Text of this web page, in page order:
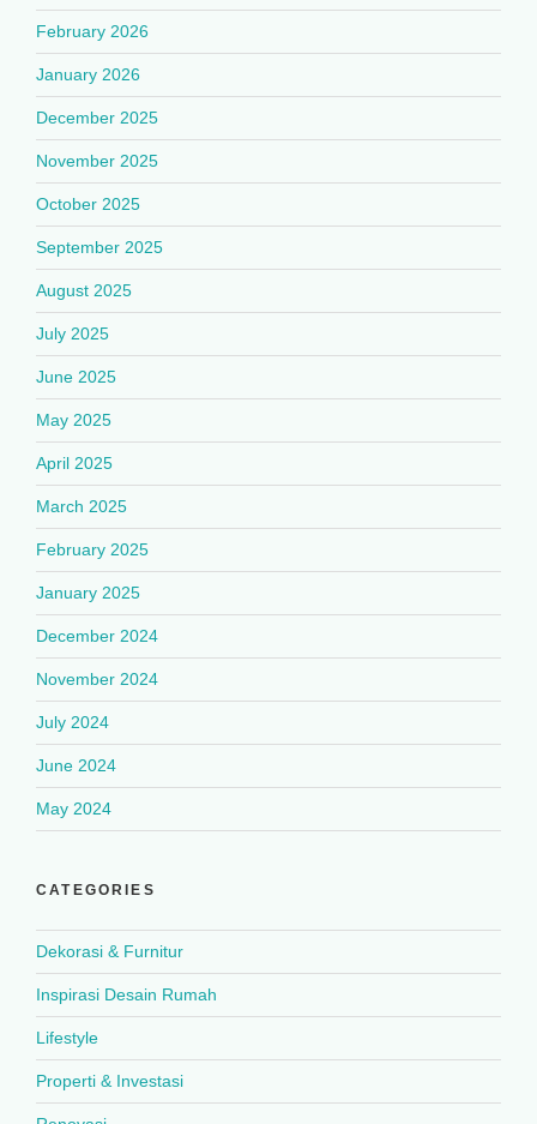
February 2026
January 2026
December 2025
November 2025
October 2025
September 2025
August 2025
July 2025
June 2025
May 2025
April 2025
March 2025
February 2025
January 2025
December 2024
November 2024
July 2024
June 2024
May 2024
CATEGORIES
Dekorasi & Furnitur
Inspirasi Desain Rumah
Lifestyle
Properti & Investasi